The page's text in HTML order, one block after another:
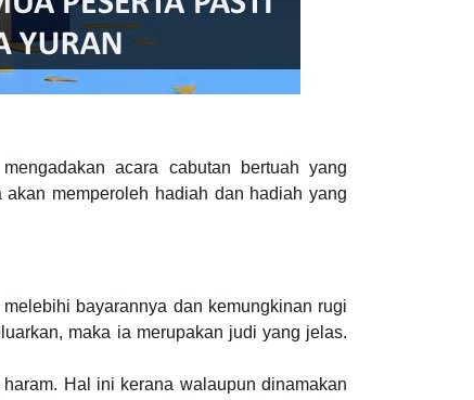
acara cabutan bertuah yang
memperoleh hadiah dan hadiah yang
bayarannya dan kemungkinan rugi
maka ia merupakan judi yang jelas.
Hal ini kerana walaupun dinamakan